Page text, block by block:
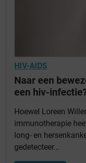
HIV-AIDS
Naar een
een hiv-
Hoewel Loreen
immunotherapie
long- en
gedetecteer...